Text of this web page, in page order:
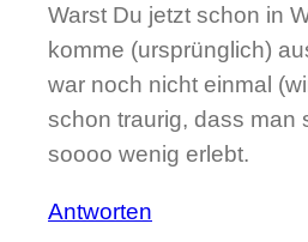
Warst Du jetzt schon in
komme (ursprünglich)
war noch nicht einmal
schon traurig, dass man
soooo wenig erlebt.
Antworten